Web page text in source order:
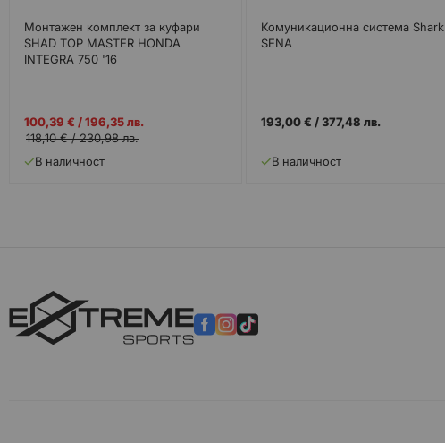
Монтажен комплект за куфари
SHAD TOP MASTER HONDA
INTEGRA 750 '16
Промо
цена
100,39 € /196,35 лв.
118,10 €/230,98 лв.
В наличност
Комуникационна система Shark
SENA
193,00 € /377,48 лв.
В наличност